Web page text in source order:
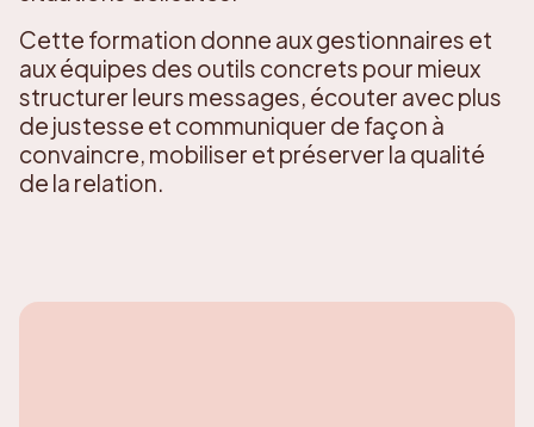
Cette formation donne aux gestionnaires et
aux équipes des outils concrets pour mieux
structurer leurs messages, écouter avec plus
de justesse et communiquer de façon à
convaincre, mobiliser et préserver la qualité
de la relation.